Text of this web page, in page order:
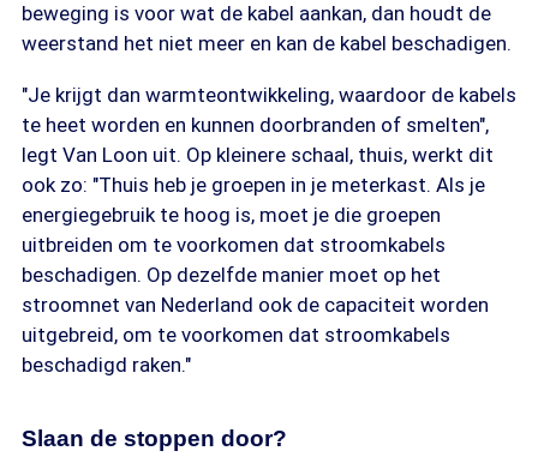
beweging is voor wat de kabel aankan, dan houdt de
weerstand het niet meer en kan de kabel beschadigen.
"Je krijgt dan warmteontwikkeling, waardoor de kabels
te heet worden en kunnen doorbranden of smelten",
legt Van Loon uit. Op kleinere schaal, thuis, werkt dit
ook zo: "Thuis heb je groepen in je meterkast. Als je
energiegebruik te hoog is, moet je die groepen
uitbreiden om te voorkomen dat stroomkabels
beschadigen. Op dezelfde manier moet op het
stroomnet van Nederland ook de capaciteit worden
uitgebreid, om te voorkomen dat stroomkabels
beschadigd raken."
Slaan de stoppen door?